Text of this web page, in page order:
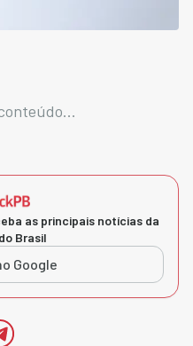
as principais notícias da
Brasil
Google